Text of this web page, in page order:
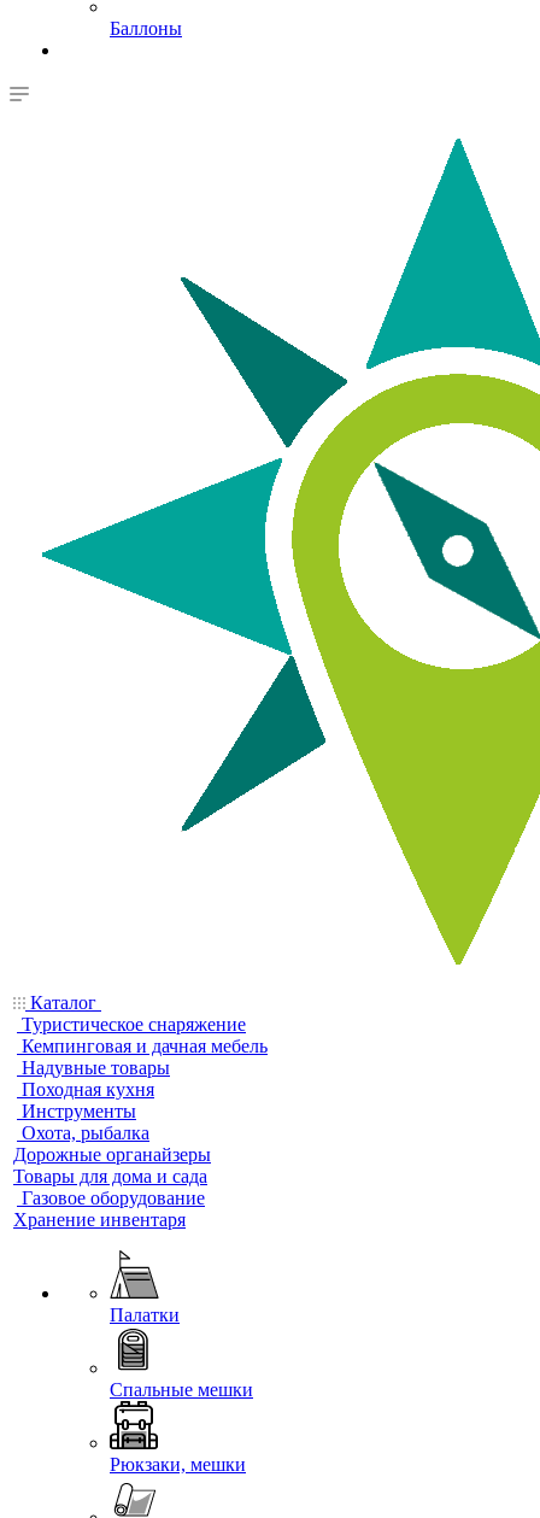
Баллоны
Каталог
Туристическое снаряжение
Кемпинговая и дачная мебель
Надувные товары
Походная кухня
Инструменты
Охота, рыбалка
Дорожные органайзеры
Товары для дома и сада
Газовое оборудование
Хранение инвентаря
Палатки
Спальные мешки
Рюкзаки, мешки